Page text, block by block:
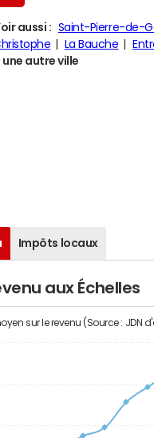
aussi : Saint-Pierre-de-
La Bauche
une autre ville
Impôts locaux
aux Échelles
sur le revenu (Source : JDN